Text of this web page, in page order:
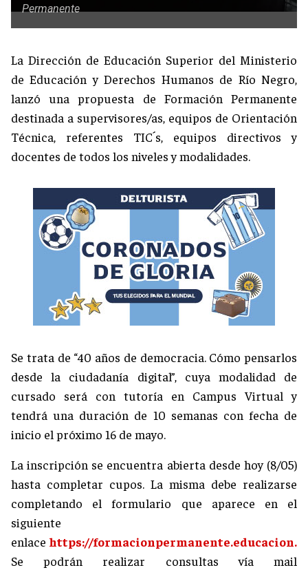
Permanente
La Dirección de Educación Superior del Ministerio
de Educación y Derechos Humanos de Río Negro,
lanzó una propuesta de Formación Permanente
destinada a supervisores/as, equipos de Orientación
Técnica, referentes TIC´s, equipos directivos y
docentes de todos los niveles y modalidades.
Se trata de “40 años de democracia. Cómo pensarlos
desde la ciudadanía digital”, cuya modalidad de
cursado será con tutoría en Campus Virtual y
tendrá una duración de 10 semanas con fecha de
inicio el próximo 16 de mayo.
La inscripción se encuentra abierta desde hoy (8/05)
hasta completar cupos. La misma debe realizarse
completando el formulario que aparece en el
siguiente
enlace https://
Se podrán realizar consultas vía mail